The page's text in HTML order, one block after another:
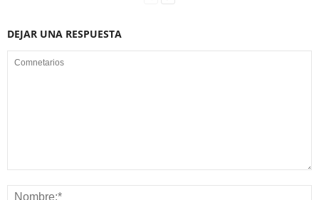
DEJAR UNA RESPUESTA